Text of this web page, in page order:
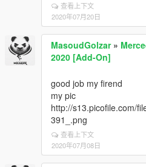
查看上下文
2020年07月20日
MasoudGolzar»
2020 [Add-On]
good job my firend
my pic
http://s13.picofile.com/
391_.png
查看上下文
2020年07月08日